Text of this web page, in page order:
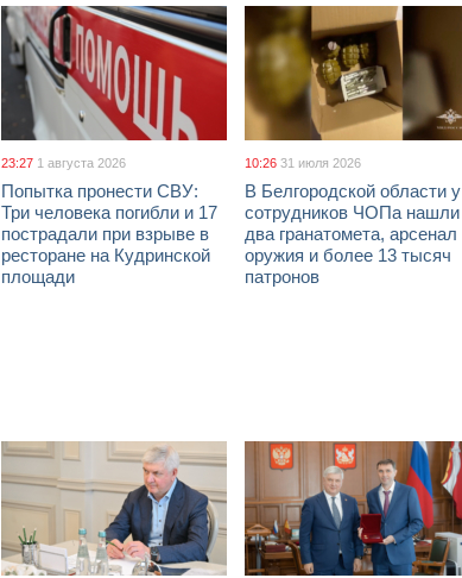
23:27 1 августа 2026
Попытка пронести СВУ:
Три человека погибли и 17
пострадали при взрыве в
ресторане на Кудринской
площади
10:26 31 июля 2026
В Белгородской области у
сотрудников ЧОПа нашли
два гранатомета, арсенал
оружия и более 13 тысяч
патронов